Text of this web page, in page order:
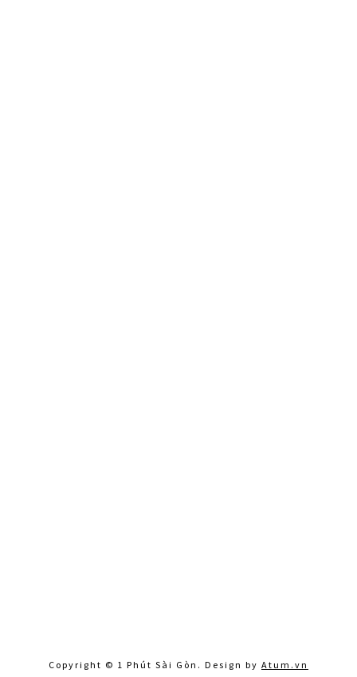
Copyright © 1 Phút Sài Gòn. Design by Atum.vn